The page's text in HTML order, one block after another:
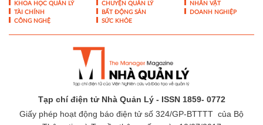
KHOA HỌC QUẢN LÝ CHUYỆN QUẢN LÝ
NHÂN VẬT
TÀI CHÍNH
BẤT ĐỘNG SẢN
DOANH NGHIỆP
CÔNG NGHỆ
SỨC KHỎE
Tạp chí điện tử Nhà Quản Lý - ISSN 1859- 0772
Giấy phép hoạt động báo điện tử số 324/GP-BTTTT của Bộ